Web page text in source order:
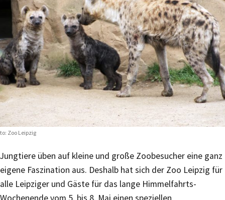
Zoo Leipzig
Jungtiere üben auf kleine und große Zoobesucher eine ganz
eigene Faszination aus. Deshalb hat sich der Zoo Leipzig für
alle Leipziger und Gäste für das lange Himmelfahrts-